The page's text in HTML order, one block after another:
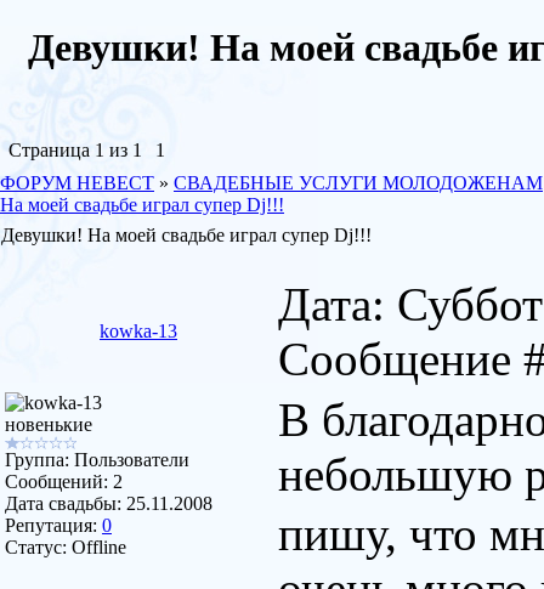
Девушки! На моей
Страница 1 из 1
1
ФОРУМ НЕВЕСТ » СВАДЕБНЫЕ УСЛУГИ МОЛОДОЖЕНАМ
На моей свадьбе играл супер Dj!!!
Девушки! На моей свадьбе играл супер Dj!!!
kowka-13
Дата:
Сообщение
новенькие
Группа: Пользователи
Сообщений: 2
Дата свадьбы: 25.11.2008
Репутация: 0
Статус: Offline
В
небольшую
пишу, что